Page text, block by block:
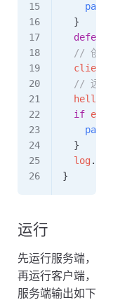
    panic
  }
  defer
// 创建
  client
// 远程
  if
err
    panic
  }
  log
.
}
运行
先运行服务端，
再运行客户端，
服务端输出如下